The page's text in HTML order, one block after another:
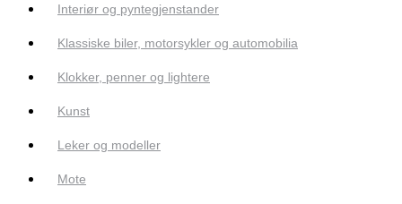
Interiør og pyntegjenstander
Klassiske biler, motorsykler og automobilia
Klokker, penner og lightere
Kunst
Leker og modeller
Mote